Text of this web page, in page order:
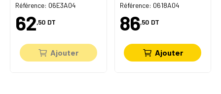
Référence: 06E3A04
62,50 DT
Ajouter
Référence: 0618A04
86,50 DT
Ajouter